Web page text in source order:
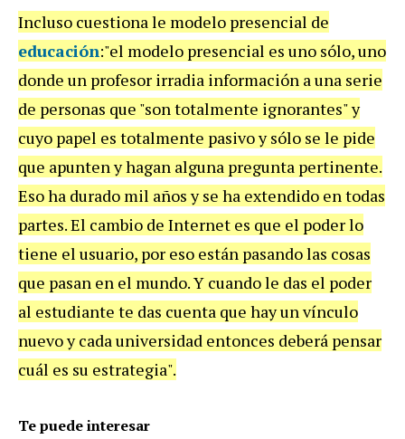
Incluso cuestiona le modelo presencial de
educación:"el modelo presencial es uno sólo, uno
donde un profesor irradia información a una serie
de personas que "son totalmente ignorantes" y
cuyo papel es totalmente pasivo y sólo se le pide
que apunten y hagan alguna pregunta pertinente.
Eso ha durado mil años y se ha extendido en todas
partes. El cambio de Internet es que el poder lo
tiene el usuario, por eso están pasando las cosas
que pasan en el mundo. Y cuando le das el poder
al estudiante te das cuenta que hay un vínculo
nuevo y cada universidad entonces deberá pensar
cuál es su estrategia".
Te puede interesar